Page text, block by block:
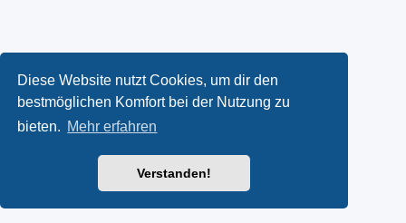
Diese Website nutzt Cookies, um dir den
bestmöglichen Komfort bei der Nutzung zu
bieten. Mehr erfahren
Verstanden!